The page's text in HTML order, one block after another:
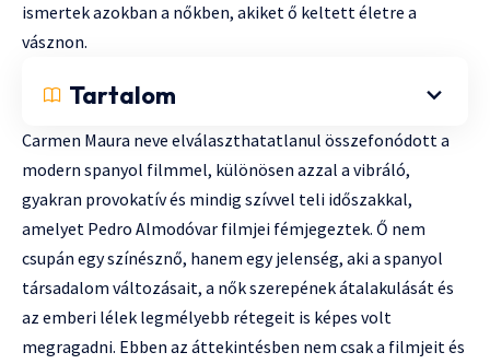
ismertek azokban a nőkben, akiket ő keltett életre a
vásznon.
Tartalom
Carmen Maura neve elválaszthatatlanul összefonódott a
modern spanyol filmmel, különösen azzal a vibráló,
gyakran provokatív és mindig szívvel teli időszakkal,
amelyet Pedro Almodóvar filmjei fémjegeztek. Ő nem
csupán egy színésznő, hanem egy jelenség, aki a spanyol
társadalom változásait, a nők szerepének átalakulását és
az emberi lélek legmélyebb rétegeit is képes volt
megragadni. Ebben az áttekintésben nem csak a filmjeit és